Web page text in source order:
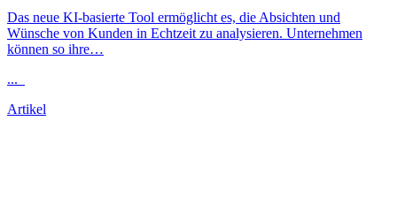
Das neue KI-basierte Tool ermöglicht es, die Absichten und
Wünsche von Kunden in Echtzeit zu analysieren. Unternehmen
können so ihre…
...
Artikel